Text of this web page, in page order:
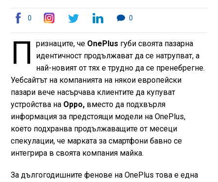
0 0
П ризнаците, че OnePlus губи своята пазарна
идентичност продължават да се натрупват, а
най-новият от тях е трудно да се пренебрегне.
Уебсайтът на компанията на някои европейски
пазари вече насърчава клиентите да купуват
устройства на Oрро,вместо да подхвърля
информация за предстоящи модели на OnePlus,
което подхранва продължаващите от месеци
спекулации, че марката за смартфони бавно се
интегрира в своята компания майка.
За дългогодишните фенове на OnePlus това е една